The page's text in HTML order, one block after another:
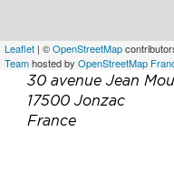
Leaflet | ©OpenStreetMap
Teamhosted by OpenStreetMap
30 avenue Jean
17500 Jonzac
France